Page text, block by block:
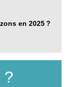
en 2025 ?
?